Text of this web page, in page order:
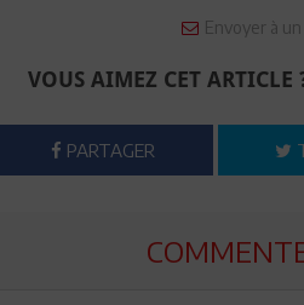
Envoyer à un
VOUS AIMEZ CET ARTICLE
PARTAGER